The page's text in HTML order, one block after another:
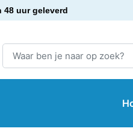
48 uur geleverd